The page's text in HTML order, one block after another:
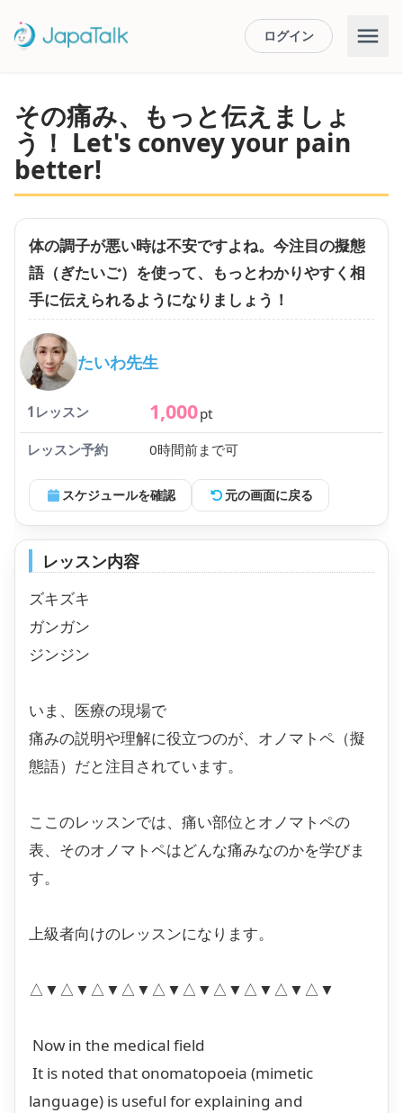
ログイン
その痛み、もっと伝えましょ
う！ Let's convey your pain
better!
体の調子が悪い時は不安ですよね。今注目の擬態
語（ぎたいご）を使って、もっとわかりやすく相
手に伝えられるようになりましょう！
たいわ先生
1レッスン 1,000pt
レッスン予約
0時間前まで可
スケジュールを確認 元の画面に戻る
レッスン内容
ズキズキ
ガンガン
ジンジン
いま、医療の現場で
痛みの説明や理解に役立つのが、オノマトペ（擬
態語）だと注目されています。
ここのレッスンでは、痛い部位とオノマトペの
表、そのオノマトペはどんな痛みなのかを学びま
す。
上級者向けのレッスンになります。
△▼△▼△▼△▼△▼△▼△▼△▼△▼△▼
Now in the medical field
It is noted that onomatopoeia (mimetic
language) is useful for explaining and